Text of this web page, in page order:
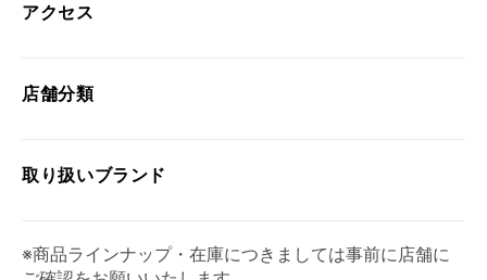
アクセス
店舗分類
取り扱いブランド
※商品ラインナップ・在庫につきましては事前に店舗に